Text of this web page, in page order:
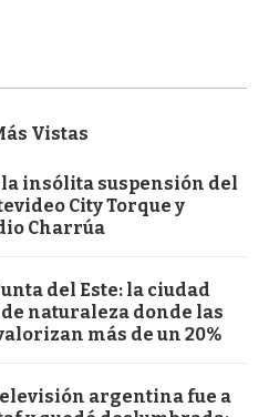
Vistas
la insólita suspensión del
City Torque y
Charrúa
del Este: la ciudad
naturaleza donde las
más de un 20%
argentina fue a